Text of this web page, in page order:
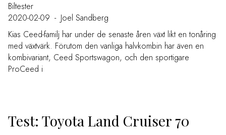
Biltester
2020-02-09 - Joel Sandberg
Kias Ceed-familj har under de senaste åren växt likt en tonåring
med växtvärk. Förutom den vanliga halvkombin har även en
kombivariant, Ceed Sportswagon, och den sportigare
ProCeed i
Test: Toyota Land Cruiser 70